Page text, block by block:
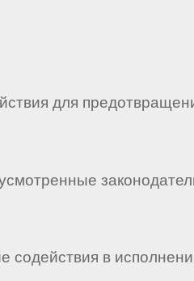
для
содействия в